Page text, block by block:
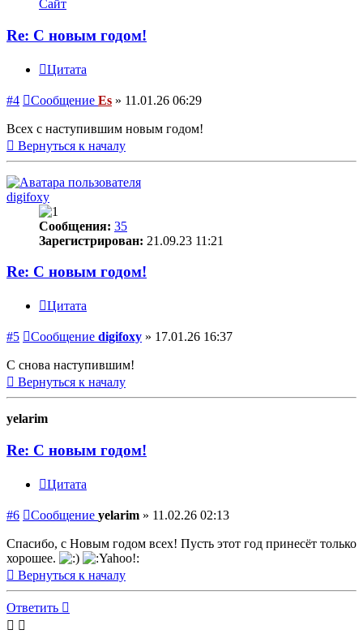
Сайт
Re: С новым годом!
Цитата
#4 Сообщение Es » 11.01.26 06:29
Всех с наступившим новым годом!
Вернуться к началу
digifoxy
Сообщения: 35
Зарегистрирован: 21.09.23 11:21
Re: С новым годом!
Цитата
#5 Сообщение digifoxy » 17.01.26 16:37
С снова наступившим!
Вернуться к началу
yelarim
Re: С новым годом!
Цитата
#6 Сообщение yelarim » 11.02.26 02:13
Спасибо, с Новым годом всех! Пусть этот год принесёт только
хорошее.
Вернуться к началу
Ответить